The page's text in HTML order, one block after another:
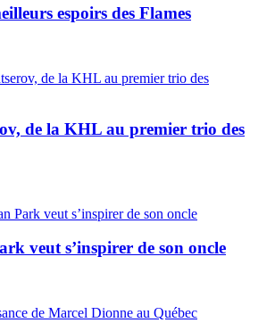
espoirs des Flames
de la KHL au premier trio des
veut s’inspirer de son oncle